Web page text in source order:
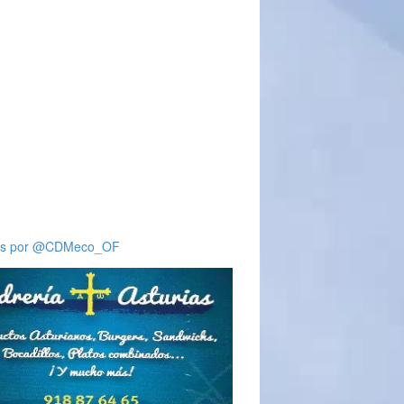
por @CDMeco_OF